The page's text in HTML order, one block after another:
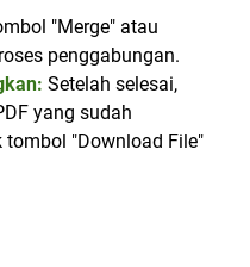
"Merge" atau
penggabungan.
Setelah selesai,
yang sudah
"Download File"